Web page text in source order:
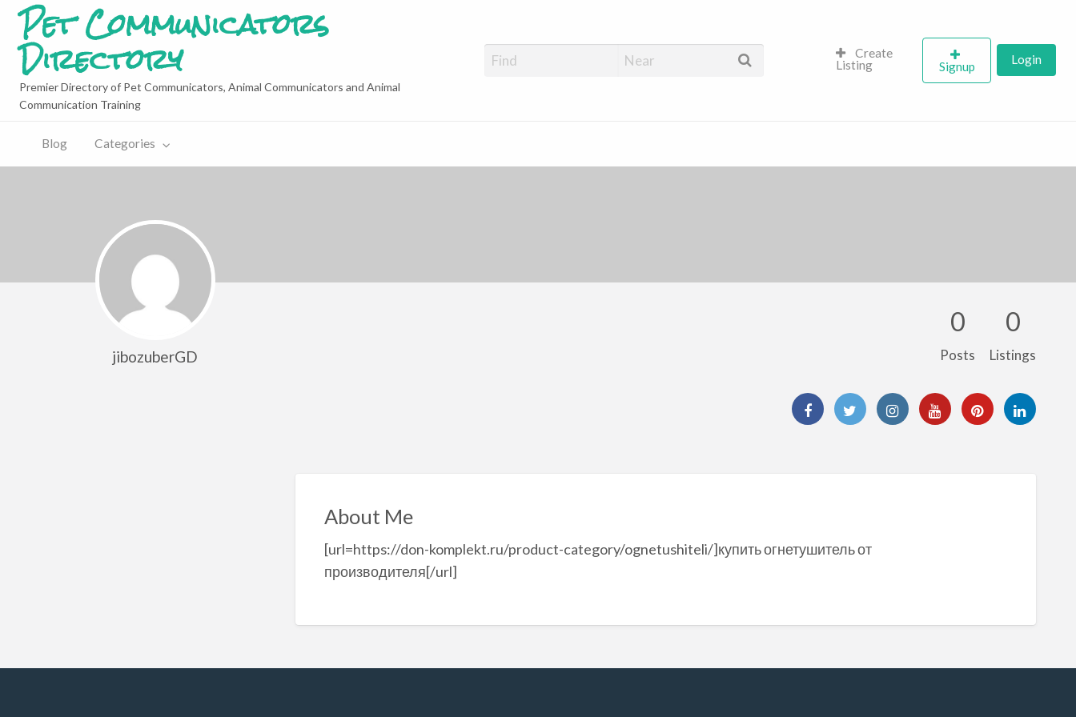
Pet Communicators
Directory
Premier Directory of Pet Communicators, Animal Communicators and Animal
Communication Training
Create
Listing
Signup Login
Blog Categories
jibozuberGD
0
Posts
0
Listings
About Me
[url=https://don-komplekt.ru/product-category/ognetushiteli/]купить огнетушитель от
производителя[/url]